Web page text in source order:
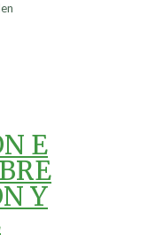
E
Y